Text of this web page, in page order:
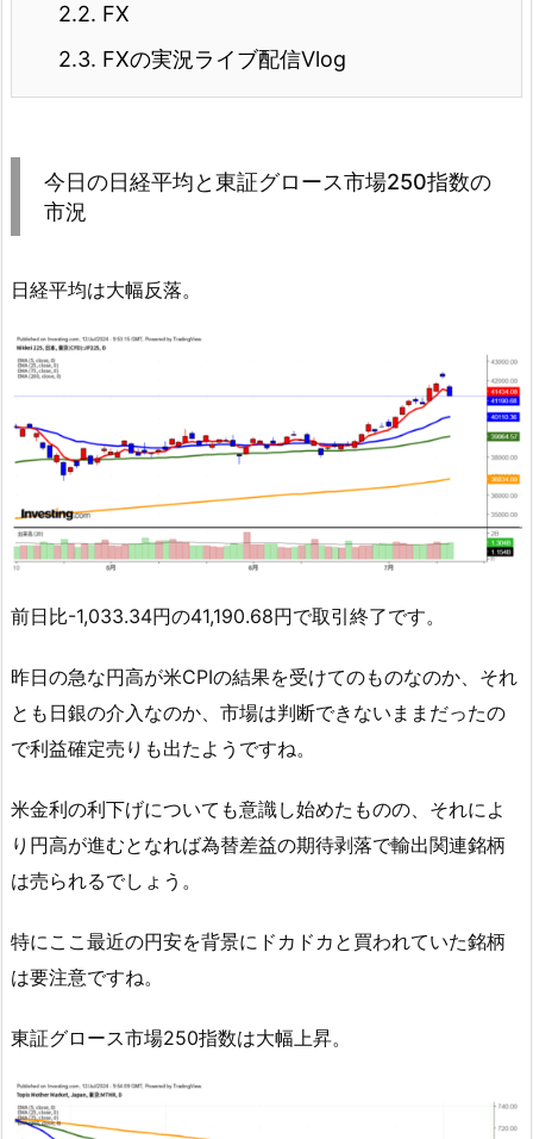
2.2. FX
2.3. FXの実況ライブ配信Vlog
今日の日経平均と東証グロース市場250指数の
市況
日経平均は大幅反落。
前日比-1,033.34円の41,190.68円で取引終了です。
昨日の急な円高が米CPIの結果を受けてのものなのか、それ
とも日銀の介入なのか、市場は判断できないままだったの
で利益確定売りも出たようですね。
米金利の利下げについても意識し始めたものの、それによ
り円高が進むとなれば為替差益の期待剥落で輸出関連銘柄
は売られるでしょう。
特にここ最近の円安を背景にドカドカと買われていた銘柄
は要注意ですね。
東証グロース市場250指数は大幅上昇。